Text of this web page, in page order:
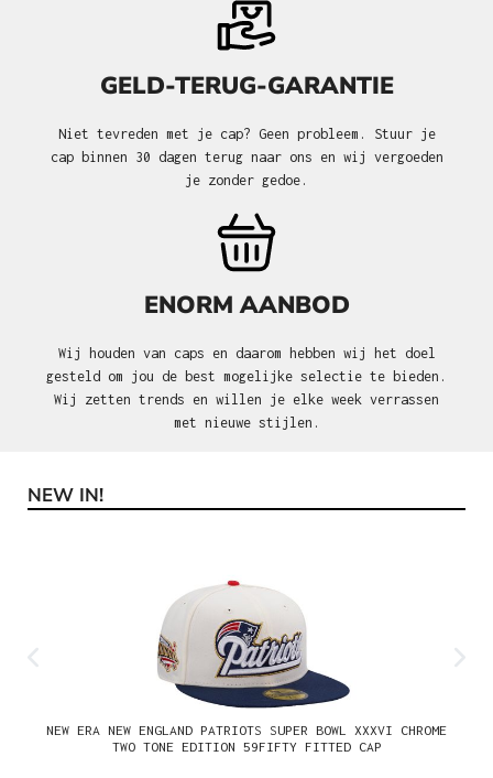
GELD-TERUG-GARANTIE
Niet tevreden met je cap? Geen probleem. Stuur je
cap binnen 30 dagen terug naar ons en wij vergoeden
je zonder gedoe.
ENORM AANBOD
Wij houden van caps en daarom hebben wij het doel
gesteld om jou de best mogelijke selectie te bieden.
Wij zetten trends en willen je elke week verrassen
met nieuwe stijlen.
Productgalerij overslaan
NEW IN!
NEW ERA NEW ENGLAND PATRIOTS SUPER BOWL XXXVI CHROME
TWO TONE EDITION 59FIFTY FITTED CAP